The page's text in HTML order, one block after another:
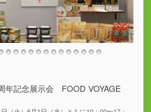
年記念展示会 FOOD VOYAGE